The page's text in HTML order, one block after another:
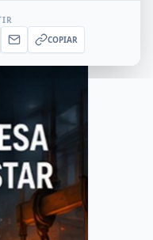
COPIAR